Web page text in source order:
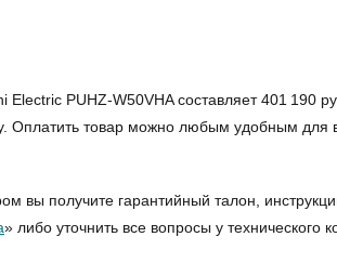
PUHZ-W50VHA составляет 401 190
Оплатить товар можно любым удобным для
вы получите гарантийный талон,
» либо уточнить все вопросы у технического